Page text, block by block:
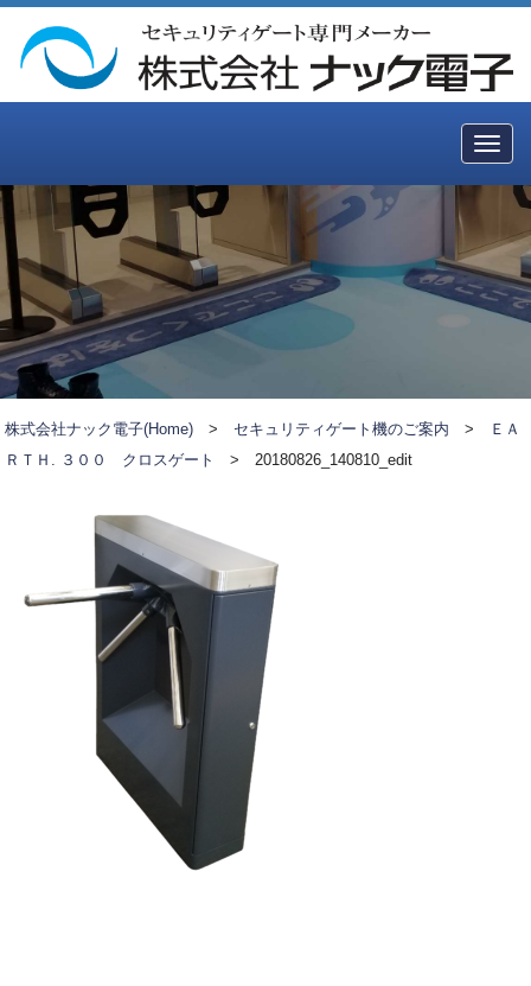
株式会社ナック電子(Home) > セキュリティゲート機のご案内 >
ＥＡ
ＲＴＨ. ３００ クロスゲート
> 20180826_140810_edit